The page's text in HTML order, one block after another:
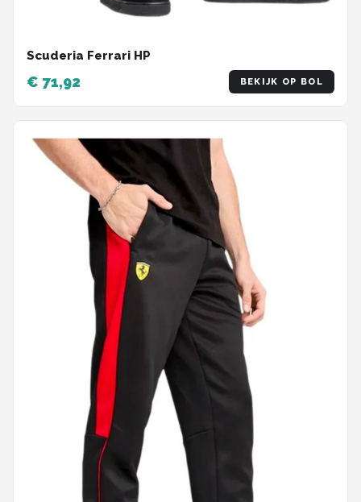
Scuderia Ferrari HP
€ 71,92 BEKIJK OP BOL